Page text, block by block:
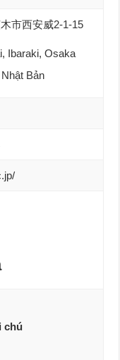
市西安威2-1-15
Ibaraki, Osaka
Bản
chú